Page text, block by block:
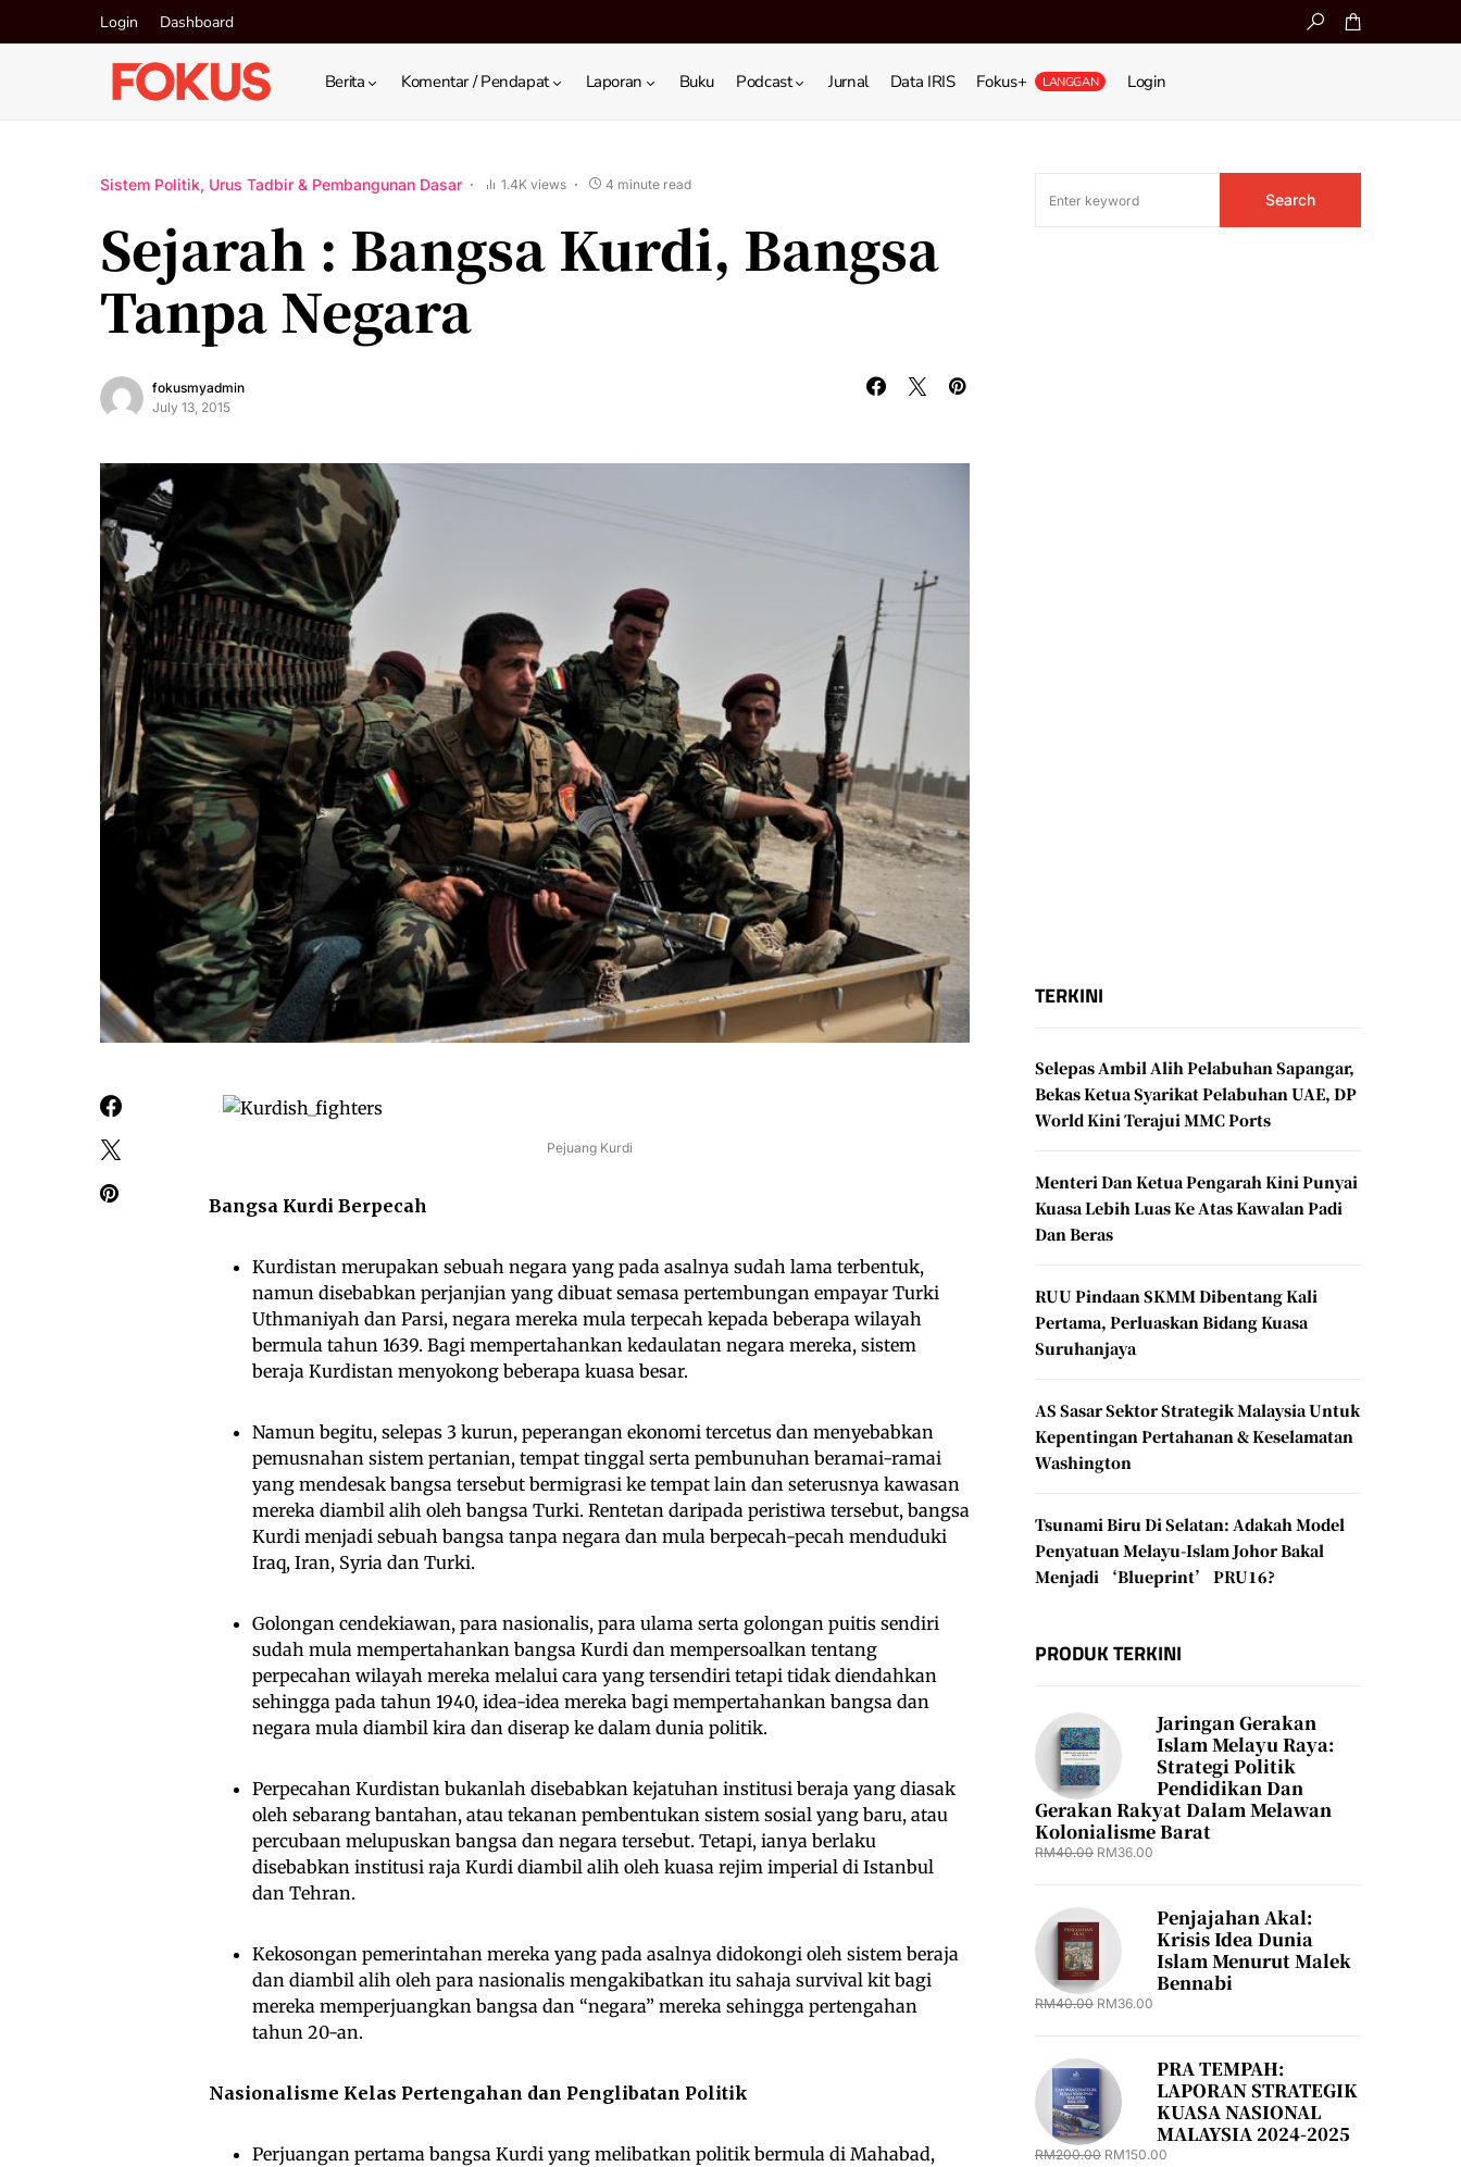
Login Dashboard
Berita Komentar / Pendapat Laporan Buku Podcast Jurnal Data IRIS Fokus+ LANGGAN Login
Sistem Politik, Urus Tadbir & Pembangunan Dasar 1.4K views 4 minute read
Sejarah : Bangsa Kurdi, Bangsa
Tanpa Negara
fokusmyadmin
July 13, 2015
Pejuang Kurdi
Bangsa Kurdi Berpecah
Kurdistan merupakan sebuah negara yang pada asalnya sudah lama terbentuk,
namun disebabkan perjanjian yang dibuat semasa pertembungan empayar Turki
Uthmaniyah dan Parsi, negara mereka mula terpecah kepada beberapa wilayah
bermula tahun 1639. Bagi mempertahankan kedaulatan negara mereka, sistem
beraja Kurdistan menyokong beberapa kuasa besar.
Namun begitu, selepas 3 kurun, peperangan ekonomi tercetus dan menyebabkan
pemusnahan sistem pertanian, tempat tinggal serta pembunuhan beramai-ramai
yang mendesak bangsa tersebut bermigrasi ke tempat lain dan seterusnya kawasan
mereka diambil alih oleh bangsa Turki. Rentetan daripada peristiwa tersebut, bangsa
Kurdi menjadi sebuah bangsa tanpa negara dan mula berpecah-pecah menduduki
Iraq, Iran, Syria dan Turki.
Golongan cendekiawan, para nasionalis, para ulama serta golongan puitis sendiri
sudah mula mempertahankan bangsa Kurdi dan mempersoalkan tentang
perpecahan wilayah mereka melalui cara yang tersendiri tetapi tidak diendahkan
sehingga pada tahun 1940, idea-idea mereka bagi mempertahankan bangsa dan
negara mula diambil kira dan diserap ke dalam dunia politik.
Perpecahan Kurdistan bukanlah disebabkan kejatuhan institusi beraja yang diasak
oleh sebarang bantahan, atau tekanan pembentukan sistem sosial yang baru, atau
percubaan melupuskan bangsa dan negara tersebut. Tetapi, ianya berlaku
disebabkan institusi raja Kurdi diambil alih oleh kuasa rejim imperial di Istanbul
dan Tehran.
Kekosongan pemerintahan mereka yang pada asalnya didokongi oleh sistem beraja
dan diambil alih oleh para nasionalis mengakibatkan itu sahaja survival kit bagi
mereka memperjuangkan bangsa dan “negara” mereka sehingga pertengahan
tahun 20-an.
Nasionalisme Kelas Pertengahan dan Penglibatan Politik
Perjuangan pertama bangsa Kurdi yang melibatkan politik bermula di Mahabad,
Search
TERKINI
Selepas Ambil Alih Pelabuhan Sapangar,
Bekas Ketua Syarikat Pelabuhan UAE, DP
World Kini Terajui MMC Ports
Menteri Dan Ketua Pengarah Kini Punyai
Kuasa Lebih Luas Ke Atas Kawalan Padi
Dan Beras
RUU Pindaan SKMM Dibentang Kali
Pertama, Perluaskan Bidang Kuasa
Suruhanjaya
AS Sasar Sektor Strategik Malaysia Untuk
Kepentingan Pertahanan & Keselamatan
Washington
Tsunami Biru Di Selatan: Adakah Model
Penyatuan Melayu-Islam Johor Bakal
Menjadi ‘Blueprint’ PRU16?
PRODUK TERKINI
Jaringan Gerakan
Islam Melayu Raya:
Strategi Politik
Pendidikan Dan
Gerakan Rakyat Dalam Melawan
Kolonialisme Barat
RM40.00 RM36.00
Penjajahan Akal:
Krisis Idea Dunia
Islam Menurut Malek
Bennabi
RM40.00 RM36.00
PRA TEMPAH:
LAPORAN STRATEGIK
KUASA NASIONAL
MALAYSIA 2024-2025
RM200.00 RM150.00